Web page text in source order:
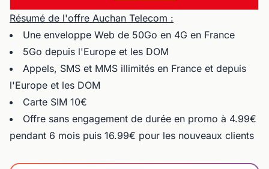
Résumé de l'offre Auchan Telecom :
Une enveloppe Web de 50Go en 4G en France
5Go depuis l'Europe et les DOM
Appels, SMS et MMS illimités en France et depuis
l'Europe et les DOM
Carte SIM 10€
Offre sans engagement de durée en promo à 4.99€
pendant 6 mois puis 16.99€ pour les nouveaux clients